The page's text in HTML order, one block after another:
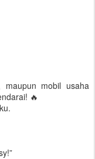
mobil usaha
🔥